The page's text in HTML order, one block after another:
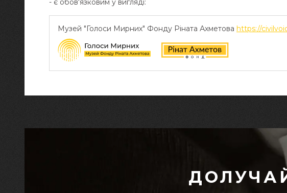
- є обов‘язковим у вигляді:
Музей "Голоси Мирних" Фонду Ріната Ахметова https://